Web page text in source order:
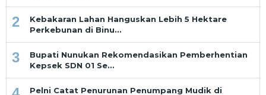
2
Kebakaran Lahan Hanguskan Lebih 5 Hektare
Perkebunan di Binu…
3
Bupati Nunukan Rekomendasikan Pemberhentian
Kepsek SDN 01 Se…
Pelni Catat Penurunan Penumpang Mudik di